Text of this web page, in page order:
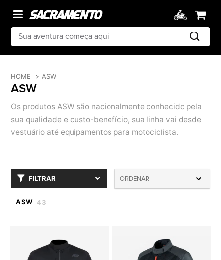
HOME ASW
ASW
Os produtos ASW são nacionalmente conhecido pela
sua qualidade e custo-benefício, sua linha vai desde
vestuário até equipamentos para motociclista.
FILTRAR ORDENAR
ASW 43